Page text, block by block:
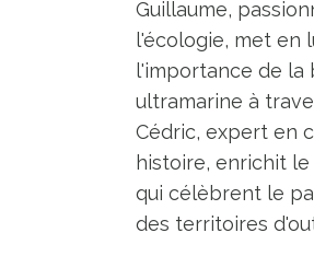
Guillaume,
l'écologie, met en
l'importance de la
ultramarine à
Cédric, expert en
histoire, enrichit
qui célèbrent le
des territoires